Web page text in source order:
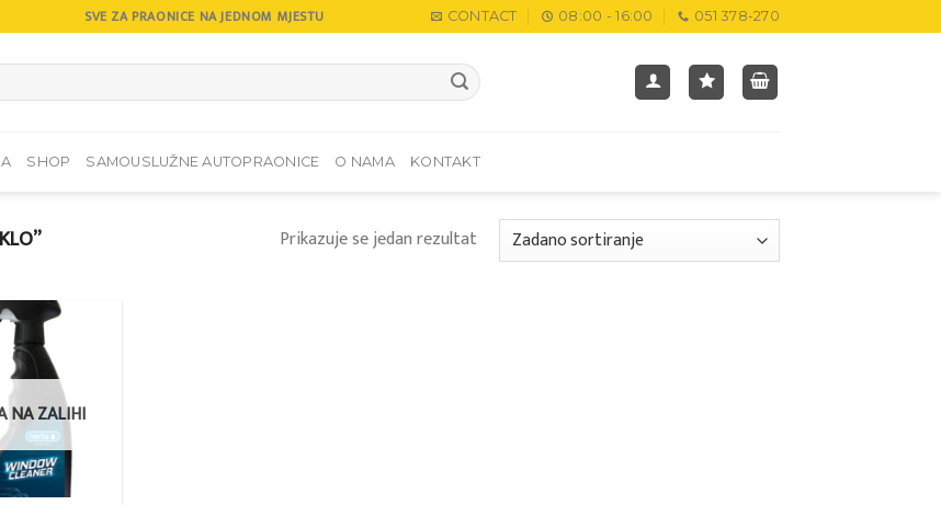
SVE ZA PRAONICE NA JEDNOM MJESTU CONTACT 08:00 - 16:00 051 378-270
SHOP SAMOUSLUŽNE AUTOPRAONICE O NAMA KONTAKT
Prikazuje se jedan rezultat
NA ZALIHI